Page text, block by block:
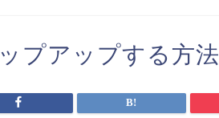
プアップする方法